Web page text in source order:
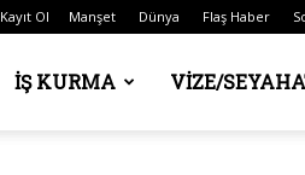
Ol Manşet Dünya Flaş Haber
İŞ KURMA VIZE/